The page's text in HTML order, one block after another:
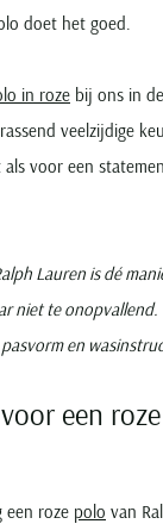
doet het goed.
in roze bij ons in
veelzijdige
als voor een
Lauren is dé
niet te onopvallend.
en
een
een roze polo van